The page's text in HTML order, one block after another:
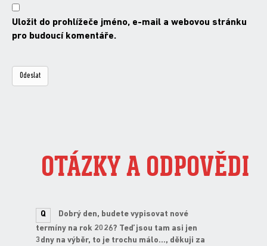
Uložit do prohlížeče jméno, e-mail a webovou stránku
pro budoucí komentáře.
OTÁZKY A ODPOVĚDI
Q
Dobrý den, budete vypisovat nové
termíny na rok 2026? Teď jsou tam asi jen
3dny na výběr, to je trochu málo..., děkuji za